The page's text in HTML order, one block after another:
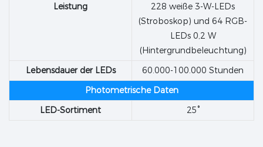
Leistung
228 weiße 3-W-LEDs
(Stroboskop) und 64 RGB-
LEDs 0,2 W
(Hintergrundbeleuchtung)
Lebensdauer der LEDs
60.000-100.000 Stunden
Photometrische Daten
LED-Sortiment
25°